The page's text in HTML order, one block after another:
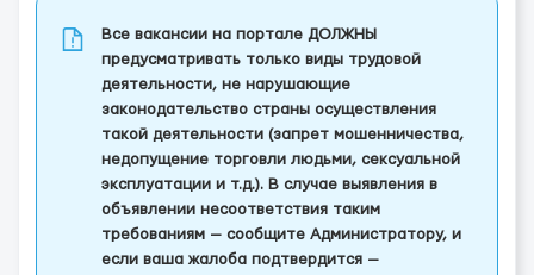
Все вакансии на портале ДОЛЖНЫ
предусматривать только виды трудовой
деятельности, не нарушающие
законодательство страны осуществления
такой деятельности (запрет мошенничества,
недопущение торговли людьми, сексуальной
эксплуатации и т.д.). В случае выявления в
объявлении несоответствия таким
требованиям — сообщите Администратору, и
если ваша жалоба подтвердится —